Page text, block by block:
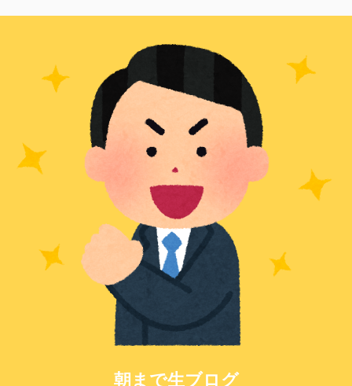
朝まで生ブログ